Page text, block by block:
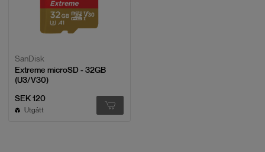
SanDisk
Extreme microSD - 32GB
(U3/V30)
SEK 120
Utgått